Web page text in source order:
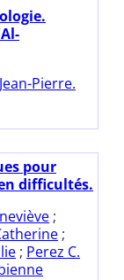
Pierre.
pour
difficultés.
;
;
; Perez C.